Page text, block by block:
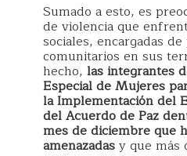
Sumado a esto, es
de violencia que
sociales, encargadas
comunitarios en sus
hecho, las integrantes
Especial de Mujeres
la Implementación del
del Acuerdo de Paz
mes de diciembre que
amenazadasy que más